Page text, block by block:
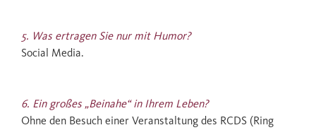
5. Was ertragen Sie nur mit Humor?
Social Media.
6. Ein großes „Beinahe“ in Ihrem Leben?
Ohne den Besuch einer Veranstaltung des RCDS (Ring